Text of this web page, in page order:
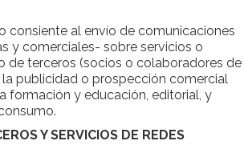
consiente al envío de comunicaciones
y comerciales- sobre servicios o
de terceros (socios o colaboradores de
la publicidad o prospección comercial
formación y educación, editorial, y
Y SERVICIOS DE REDES